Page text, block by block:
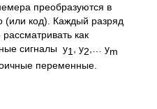
преобразуются в
(или код). Каждый разряд
как
сигналы y1 , y2,… ym
переменные.